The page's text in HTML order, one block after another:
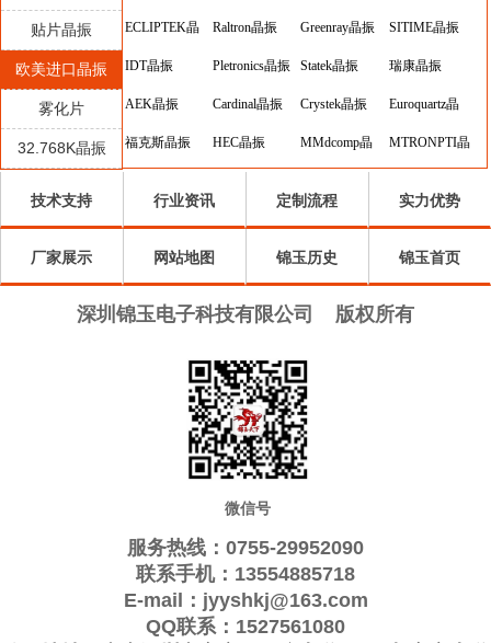
贴片晶振
欧美进口晶振
雾化片
32.768K晶振
ECLIPTEK晶
振
Raltron晶振 Greenray晶振 SITIME晶振
IDT晶振 Pletronics晶振 Statek晶振 瑞康晶振
AEK晶振 Cardinal晶振 Crystek晶振 Euroquartz晶
振
福克斯晶振 HEC晶振 MMdcomp晶 MTRONPTI晶
振
KVG晶振 QuartzCom晶 Suntsu晶振
振
IQD晶振 Microchip晶
振
Fortiming晶振 CORE晶振 NIPPON晶振
Bomar晶振 Bliley晶振
FCD-Tech晶
振 振
Sunny晶振 Skyworks晶 Renesas瑞萨晶
技术支持 行业资讯 定制流程 实力优势
厂家展示 网站地图 锦玉历史 锦玉首页
深圳锦玉电子科技有限公司 版权所有
微信号
服务热线：0755-29952090
联系手机：13554885718
E-mail：jyyshkj@163.com
QQ联系：1527561080